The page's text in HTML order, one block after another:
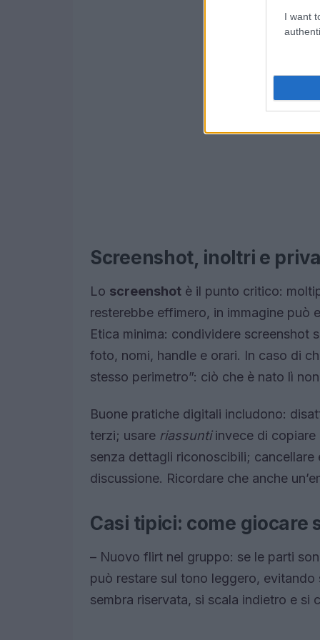
I want
Screenshot, inoltri e
Lo screenshot è il punto critico:
resterebbe effimero, in immagine può
Etica minima: condividere screenshot
foto, nomi, handle e orari. In caso di
stesso perimetro”: ciò che è nato lì
Buone pratiche digitali includono:
terzi; usare riassuntiinvece di copiare
senza dettagli riconoscibili;
discussione. Ricordare che anche
Casi tipici: come giocare
– Nuovo flirt nel gruppo: se le parti
può restare sul tono leggero,
sembra riservata, si scala indietro e si